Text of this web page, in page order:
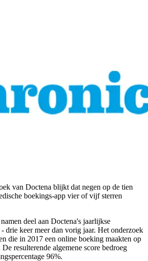
van Doctena blijkt dat negen op de tien
boekings-app vier of vijf sterren
deel aan Doctena's jaarlijkse
drie keer meer dan vorig jaar. Het onderzoek
die in 2017 een online boeking maakten op
resulterende algemene score bedroeg
96%.